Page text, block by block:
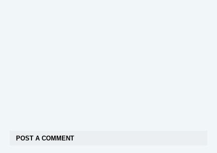
POST A COMMENT